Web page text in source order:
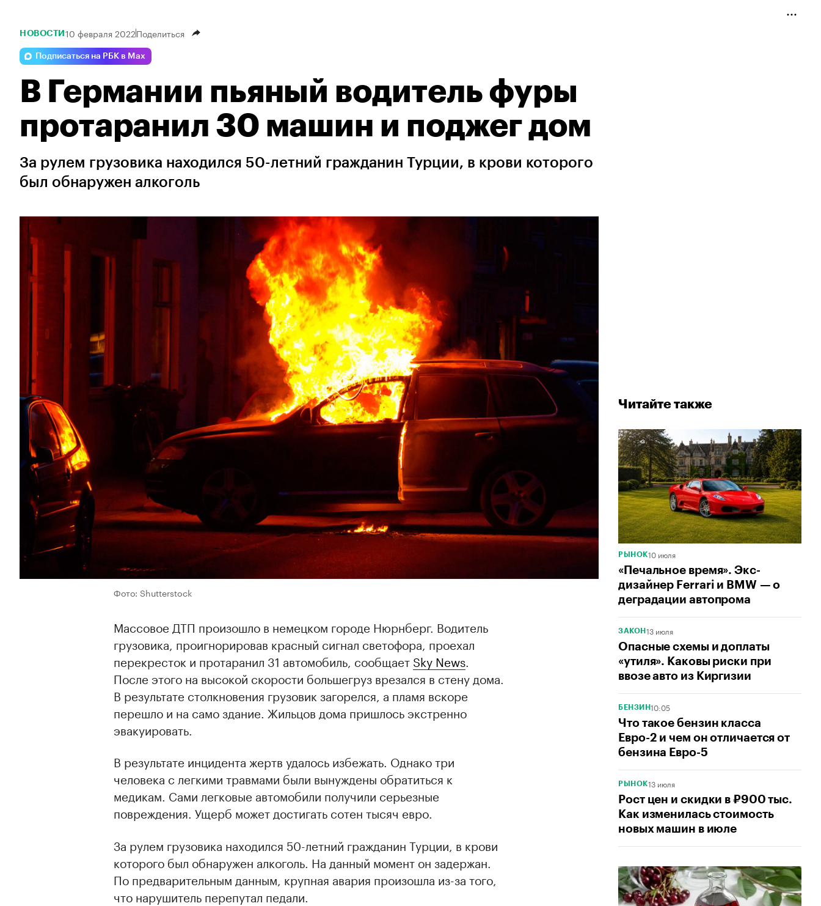
Читайте также
РЫНОК10 июля
«Печальное время». Экс-
дизайнер Ferrari и BMW — о
деградации автопрома
ЗАКОН 13 июля
Опасные схемы и доплаты
«утиля». Каковы риски при
ввозе авто из Киргизии
БЕНЗИН10:05
Что такое бензин класса
Евро-2 и чем он отличается от
бензина Евро-5
РЫНОК13 июля
Рост цен и скидки в ₽900 тыс.
Как изменилась стоимость
новых машин в июле
НОВОСТИ 10 февраля 2022Поделиться
Подписаться на РБК в Max
В Германии пьяный водитель фуры
протаранил 30 машин и поджег дом
За рулем грузовика находился 50-летний гражданин Турции, в крови которого
был обнаружен алкоголь
Фото: Shutterstock
Массовое ДТП произошло в немецком городе Нюрнберг. Водитель
грузовика, проигнорировав красный сигнал светофора, проехал
перекресток и протаранил 31 автомобиль, сообщает Sky News
После этого на высокой скорости большегруз врезался в стену дома.
В результате столкновения грузовик загорелся, а пламя вскоре
перешло и на само здание. Жильцов дома пришлось экстренно
эвакуировать.
В результате инцидента жертв удалось избежать. Однако три
человека с легкими травмами были вынуждены обратиться к
медикам. Сами легковые автомобили получили серьезные
повреждения. Ущерб может достигать сотен тысяч евро.
За рулем грузовика находился 50-летний гражданин Турции, в крови
которого был обнаружен алкоголь. На данный момент он задержан.
По предварительным данным, крупная авария произошла из-за того,
что нарушитель перепутал педали.